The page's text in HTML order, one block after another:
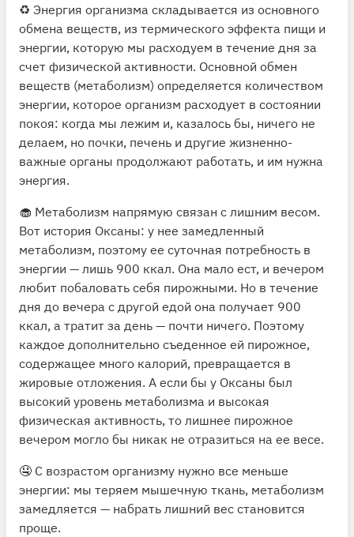
♻️ Энергия организма складывается из основного
обмена веществ, из термического эффекта пищи и
энергии, которую мы расходуем в течение дня за
счет физической активности. Основной обмен
веществ (метаболизм) определяется количеством
энергии, которое организм расходует в состоянии
покоя: когда мы лежим и, казалось бы, ничего не
делаем, но почки, печень и другие жизненно-
важные органы продолжают работать, и им нужна
энергия.
🧁 Метаболизм напрямую связан с лишним весом.
Вот история Оксаны: у нее замедленный
метаболизм, поэтому ее суточная потребность в
энергии — лишь 900 ккал. Она мало ест, и вечером
любит побаловать себя пирожными. Но в течение
дня до вечера с другой едой она получает 900
ккал, а тратит за день — почти ничего. Поэтому
каждое дополнительно съеденное ей пирожное,
содержащее много калорий, превращается в
жировые отложения. А если бы у Оксаны был
высокий уровень метаболизма и высокая
физическая активность, то лишнее пирожное
вечером могло бы никак не отразиться на ее весе.
🤤 С возрастом организму нужно все меньше
энергии: мы теряем мышечную ткань, метаболизм
замедляется — набрать лишний вес становится
проще.